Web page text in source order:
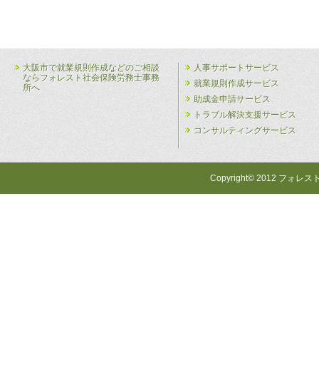
大阪市で就業規則作成などのご相談
ならフォレスト社会保険労務士事務
所へ
人事サポートサービス
就業規則作成サービス
助成金申請サービス
トラブル解決支援サービス
コンサルティングサービス
Copyright© 2012 フォレス